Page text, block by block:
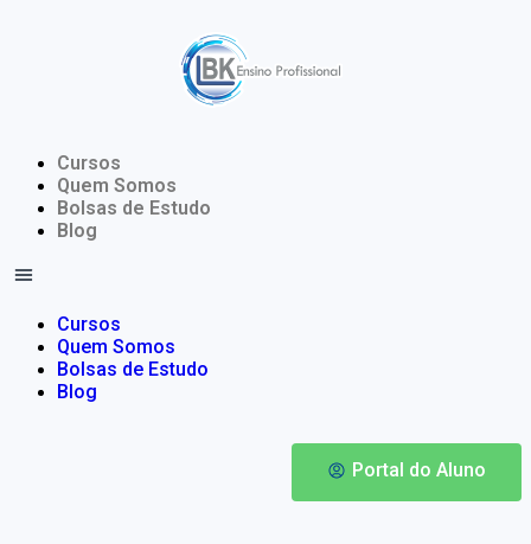
Cursos
Quem Somos
Bolsas de Estudo
Blog
Cursos
Quem Somos
Bolsas de Estudo
Blog
Portal do Aluno